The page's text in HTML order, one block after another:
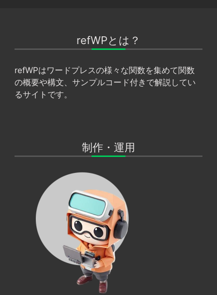
refWPとは？
refWPはワードプレスの様々な関数を集めて関数
の概要や構文、サンプルコード付きで解説してい
るサイトです。
制作・運用